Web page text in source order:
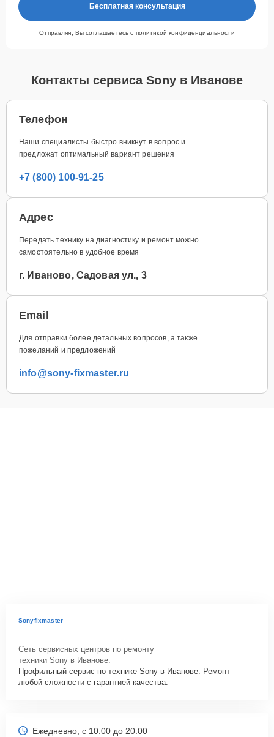
Бесплатная консультация
Отправляя, Вы соглашаетесь с политикой конфиденциальности
Контакты сервиса Sony в Иванове
Телефон
Наши специалисты быстро вникнут в вопрос и
предложат оптимальный вариант решения
+7 (800) 100-91-25
Адрес
Передать технику на диагностику и ремонт можно
самостоятельно в удобное время
г. Иваново, Садовая ул., 3
Email
Для отправки более детальных вопросов, а также
пожеланий и предложений
info@sony-fixmaster.ru
Sonyfixmaster
Сеть сервисных центров по ремонту
техники Sony в Иванове.
Профильный сервис по технике Sony в Иванове. Ремонт
любой сложности с гарантией качества.
Ежедневно, с 10:00 до 20:00